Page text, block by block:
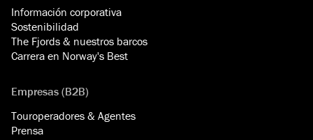
Información corporativa
Sostenibilidad
The Fjords & nuestros barcos
Carrera en Norway's Best
Empresas (B2B)
Touroperadores & Agentes
Prensa